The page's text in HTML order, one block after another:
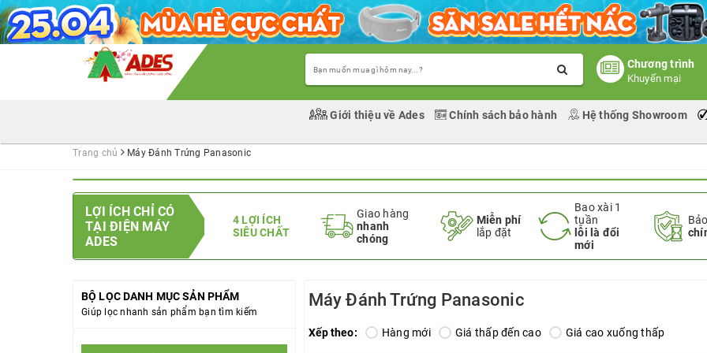
Chương trình
Khuyến mại
Giới thiệu về Ades Chính sách bảo hành Hệ thống Showroom
Trang chủ Máy Đánh Trứng Panasonic
LỢI ÍCH CHỈ CÓ
TẠI ĐIỆN MÁY
ADES
4 LỢI ÍCH
SIÊU CHẤT
Giao hàng
nhanh
chóng
Miễn phí
lắp đặt
Bao xài 1
tuần
lỗi là đổi
mới
BỘ LỌC DANH MỤC SẢN PHẨM
Giúp lọc nhanh sản phẩm bạn tìm kiếm
Máy Đánh Trứng Panasonic
Xếp theo: Hàng mới Giá thấp đến cao Giá cao xuống thấp